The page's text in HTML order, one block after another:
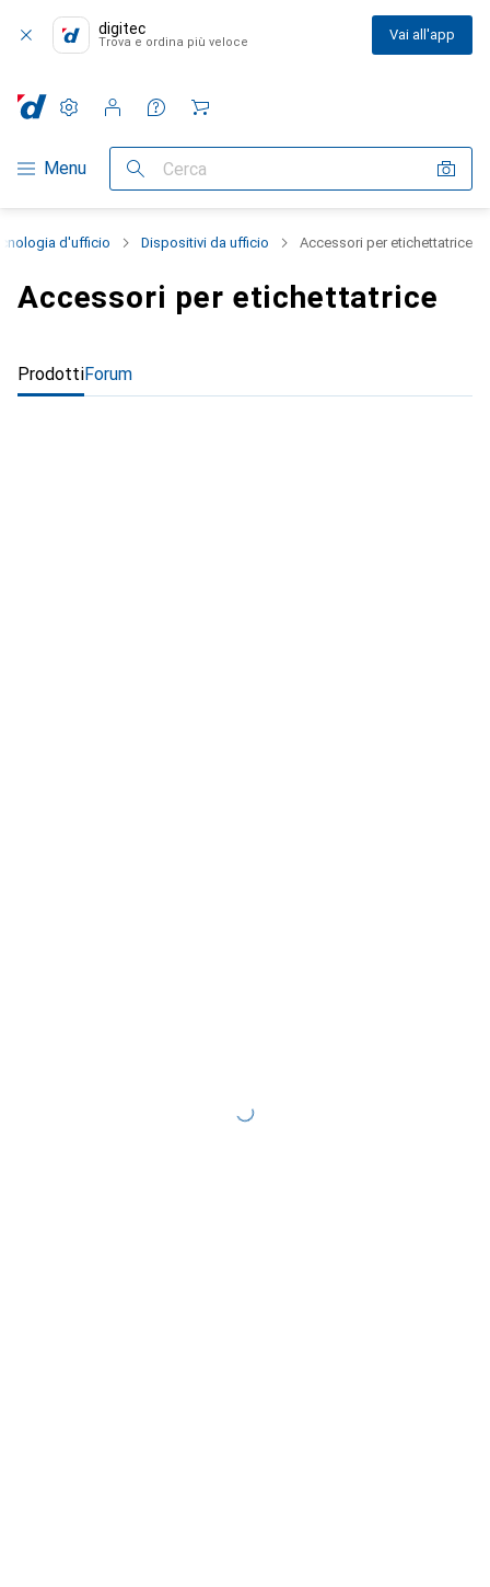
digitec
Trova e ordina più veloce Vai all'app
Categoria Navigazione
Menu Cerca
Impostazioni
Conto cliente
Liste di confronto
Liste dei desideri
Carrello
d'ufficio Dispositivi da ufficio Accessori per etichettatrice
Accessori per etichettatrice
ProdottiForum